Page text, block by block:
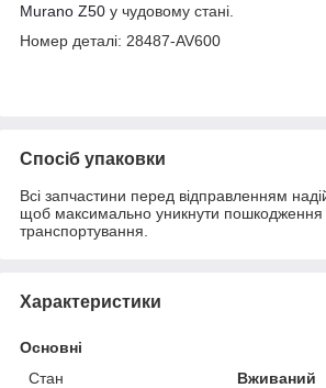
Murano Z50 у чудовому стані.
Номер деталі: 28487-AV600
Спосіб упаковки
Всі запчастини перед відправленням
щоб максимально уникнути пошкодження
транспортування.
Характеристики
Основні
Стан
Вживаний